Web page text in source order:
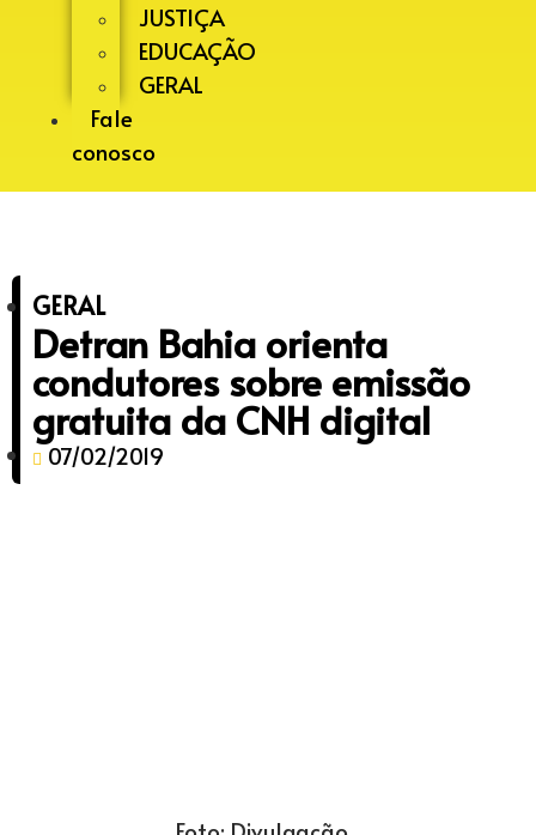
JUSTIÇA
EDUCAÇÃO
GERAL
Fale
conosco
GERAL
Detran Bahia orienta
condutores sobre emissão
gratuita da CNH digital
07/02/2019